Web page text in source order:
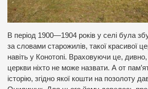
В період 1900—1904 років у селі була
за словами старожилів, такої красивої
навіть у Конотопі. Враховуючи це,
церкви ніхто не може назвати. А от
історію, згідно якої кошти на позолоту